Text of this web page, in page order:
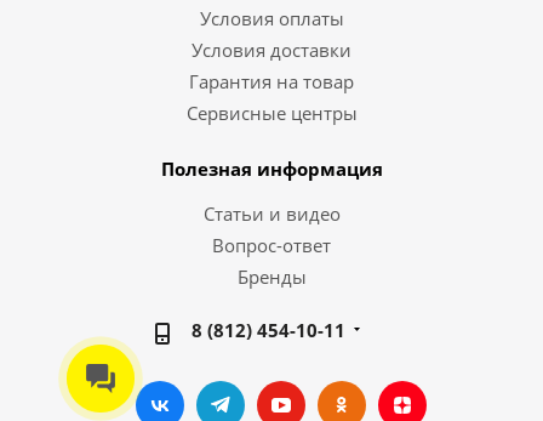
Условия оплаты
Условия доставки
Гарантия на товар
Сервисные центры
Полезная информация
Статьи и видео
Вопрос-ответ
Бренды
8 (812) 454-10-11